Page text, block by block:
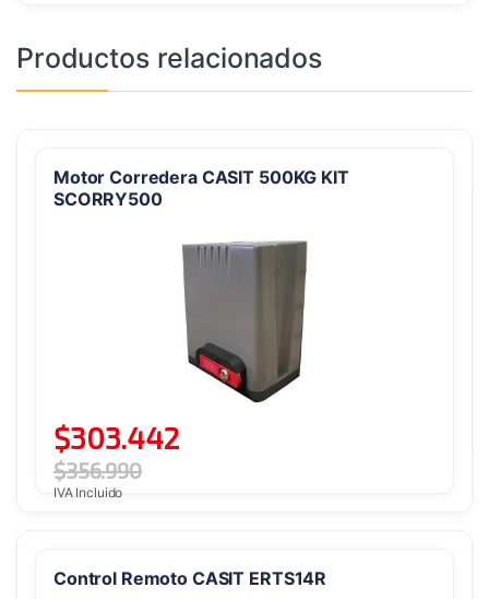
Productos relacionados
Motor Corredera CASIT 500KG KIT
SCORRY500
$303.442
$356.990
IVA Incluido
Control Remoto CASIT ERTS14R